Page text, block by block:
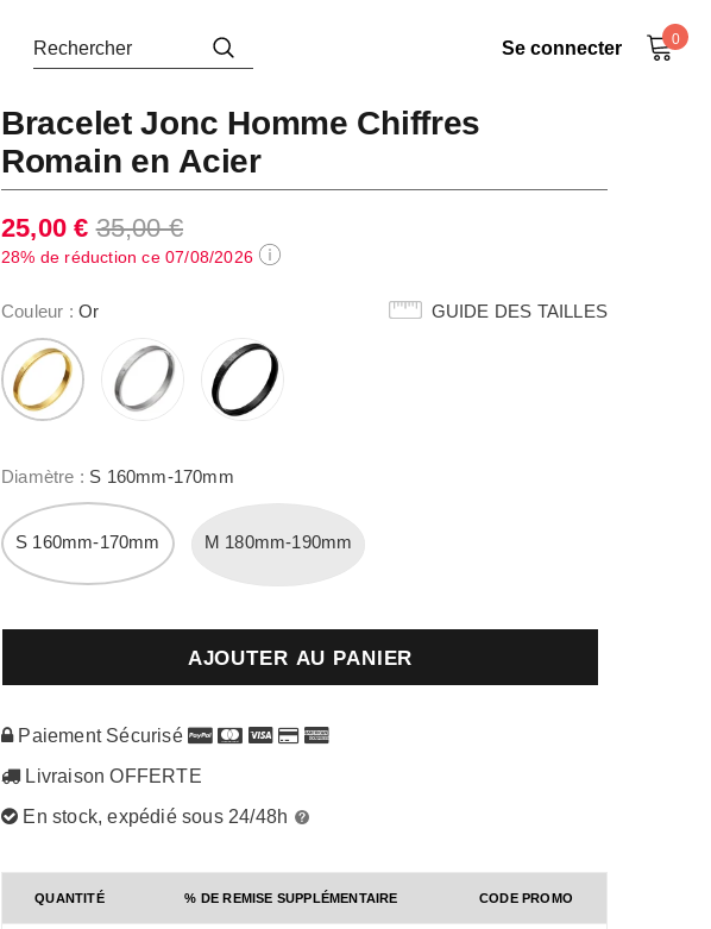
Se connecter 0
Bracelet Jonc Homme Chiffres
Romain en Acier
25,00 € 35,00 €
28% de réduction ce 07/08/2026
GUIDE DES TAILLES
Couleur :Or
Diamètre : S 160mm-170mm
S 160mm-170mm M 180mm-190mm
Paiement Sécurisé
Livraison OFFERTE
En stock, expédié sous 24/48h
QUANTITÉ % DE REMISE SUPPLÉMENTAIRE CODE PROMO